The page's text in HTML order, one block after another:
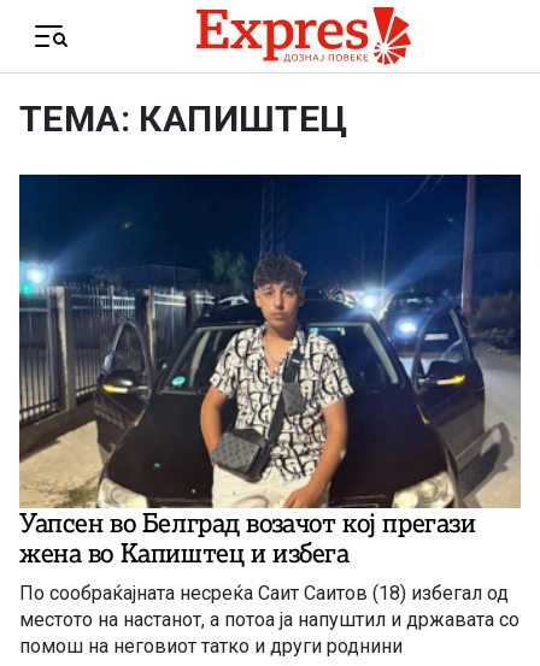
Menu
ТЕМА: КАПИШТЕЦ
Уапсен во Белград возачот кој прегази
жена во Капиштец и избега
По сообраќајната несреќа Саит Саитов (18) избегал од
местото на настанот, а потоа ја напуштил и државата со
помош на неговиот татко и други роднини